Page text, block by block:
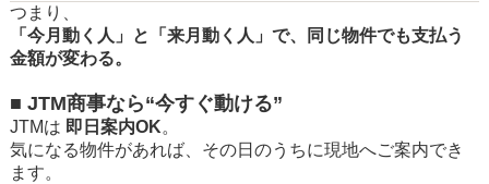
つまり、
「今月動く人」と「来月動く人」で、同じ物件でも支払う
金額が変わる。
■ JTM商事なら“今すぐ動ける”
JTMは 即日案内OK。
気になる物件があれば、その日のうちに現地へご案内でき
ます。